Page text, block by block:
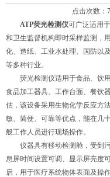
点击次数：
ATP荧光检测仪可广泛适用
和卫生监督机构即时采样监测，
化、造纸、工业水处理、国防以
等多种行业。
荧光检测仪适用于食品、饮用
食品加工器具、工作台面、餐饮
估，该设备采用生物化学反应方
敏、简便、可靠等优点，能在几
般工作人员进行现场操作。
仪器具有移动检测舱，受到污
息屏时间设置可调、显示屏亮度
启，用于医疗系统物体表面及操